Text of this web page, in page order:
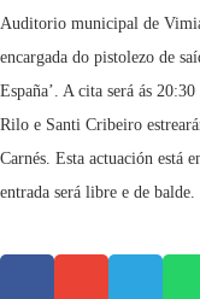
Auditorio municipal de
encargada do pistolezo de
España’. A cita será ás
Rilo e Santi Cribeiro
Carnés. Esta actuación está
entrada será libre e de balde.